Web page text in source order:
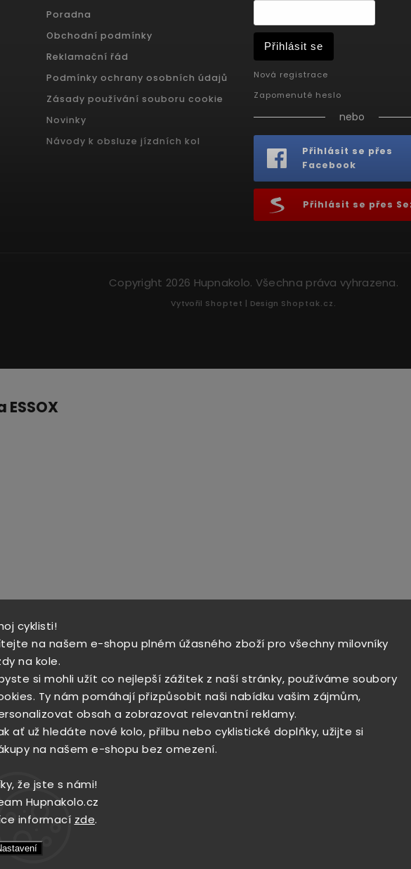
cyklisti!
na našem e-shopu plném úžasného zboží pro všechny milovníky
na kole.
si mohli užít co nejlepší zážitek z naší stránky, používáme soubory
Ty nám pomáhají přizpůsobit naši nabídku vašim zájmům,
obsah a zobrazovat relevantní reklamy.
ať už hledáte nové kolo, přilbu nebo cyklistické doplňky, užijte si
na našem e-shopu bez omezení.
že jste s námi!
Hupnakolo.cz
informací zde.
Poradna
Obchodní podmínky
Reklamační řád
Podmínky ochrany osobních údajů
Zásady používání souboru cookie
Novinky
Návody k obsluze jízdních kol
Přihlásit se
Nová registrace
Zapomenuté heslo
nebo
Přihlásit se přes
Facebook
Přihlásit se přes
Copyright 2026 Hupnakolo. Všechna práva vyhrazena.
Vytvořil Shoptet | Design Shoptak.cz.